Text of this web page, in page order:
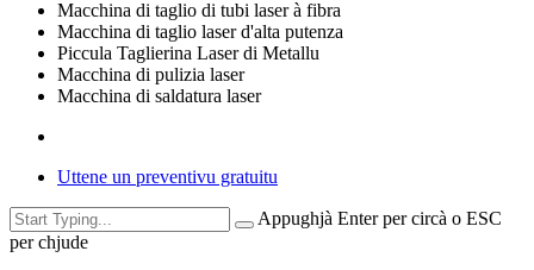
Macchina di taglio di tubi laser à fibra
Macchina di taglio laser d'alta putenza
Piccula Taglierina Laser di Metallu
Macchina di pulizia laser
Macchina di saldatura laser
Uttene un preventivu gratuitu
Appughjà Enter per circà o ESC
per chjude